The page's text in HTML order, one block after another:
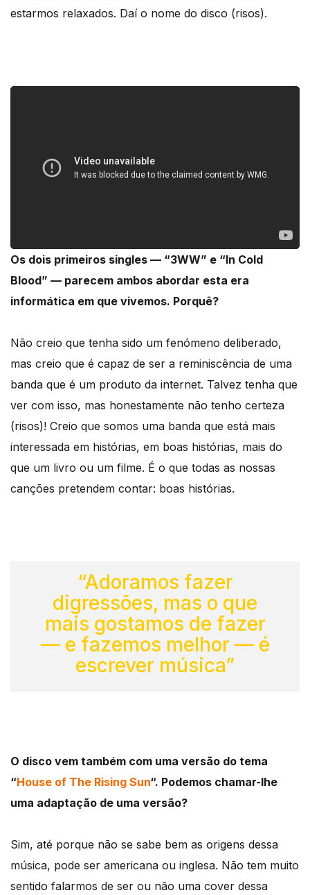
estarmos relaxados. Daí o nome do disco (risos).
Os dois primeiros singles — “3WW” e “In Cold
Blood” — parecem ambos abordar esta era
informática em que vivemos. Porquê?
Não creio que tenha sido um fenómeno deliberado,
mas creio que é capaz de ser a reminiscência de uma
banda que é um produto da internet. Talvez tenha que
ver com isso, mas honestamente não tenho certeza
(risos)! Creio que somos uma banda que está mais
interessada em histórias, em boas histórias, mais do
que um livro ou um filme. É o que todas as nossas
canções pretendem contar: boas histórias.
“Adoramos fazer
digressões, mas o que
mais gostamos de fazer
— e fazemos melhor — é
escrever música”
O disco vem também com uma versão do tema
“House of The Rising Sun“. Podemos chamar-lhe
uma adaptação de uma versão?
Sim, até porque não se sabe bem as origens dessa
música, pode ser americana ou inglesa. Não tem muito
sentido falarmos de ser ou não uma cover dessa